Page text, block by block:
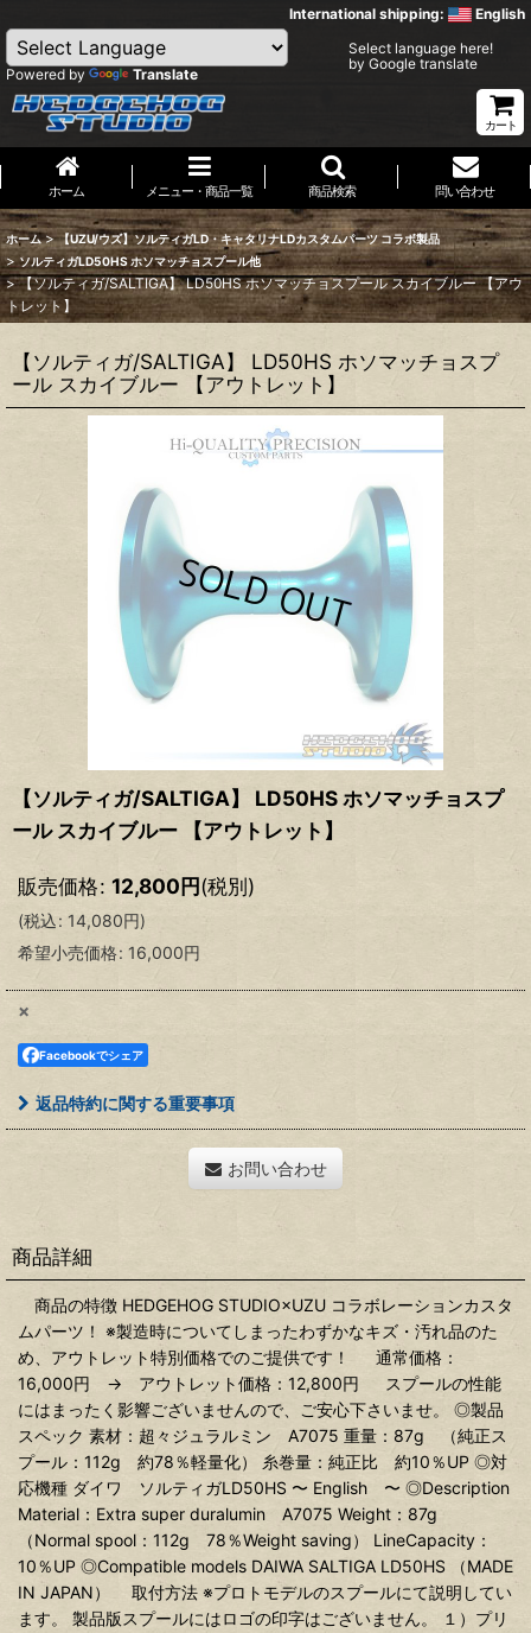
International shipping: English
Powered by Translate
Select language here!
by Google translate
カート
ホーム メニュー・商品一覧 商品検索 問い合わせ
ホーム > 【UZU/ウズ】ソルティガLD・キャタリナLDカスタムパーツ コラボ製品
> ソルティガLD50HS ホソマッチョスプール他
> 【ソルティガ/SALTIGA】 LD50HS ホソマッチョスプール スカイブルー 【アウ
トレット】
【ソルティガ/SALTIGA】 LD50HS ホソマッチョスプ
ール スカイブルー 【アウトレット】
【ソルティガ/SALTIGA】 LD50HS ホソマッチョスプ
ール スカイブルー 【アウトレット】
販売価格: 12,800円(税別)
(税込: 14,080円)
希望小売価格: 16,000円
×
Facebookでシェア
返品特約に関する重要事項
お問い合わせ
商品詳細
商品の特徴 HEDGEHOG STUDIO×UZU コラボレーションカスタ
ムパーツ！ ※製造時についてしまったわずかなキズ・汚れ品のた
め、アウトレット特別価格でのご提供です！ 通常価格：
16,000円 → アウトレット価格：12,800円 スプールの性能
にはまったく影響ございませんので、ご安心下さいませ。 ◎製品
スペック 素材：超々ジュラルミン A7075 重量：87g （純正ス
プール：112g 約78％軽量化） 糸巻量：純正比 約10％UP ◎対
応機種 ダイワ ソルティガLD50HS 〜 English 〜 ◎Description
Material：Extra super duralumin A7075 Weight：87g
（Normal spool：112g 78％Weight saving） LineCapacity：
10％UP ◎Compatible models DAIWA SALTIGA LD50HS （MADE
IN JAPAN） 取付方法 ※プロトモデルのスプールにて説明してい
ます。 製品版スプールにはロゴの印字はございません。 １）プリ